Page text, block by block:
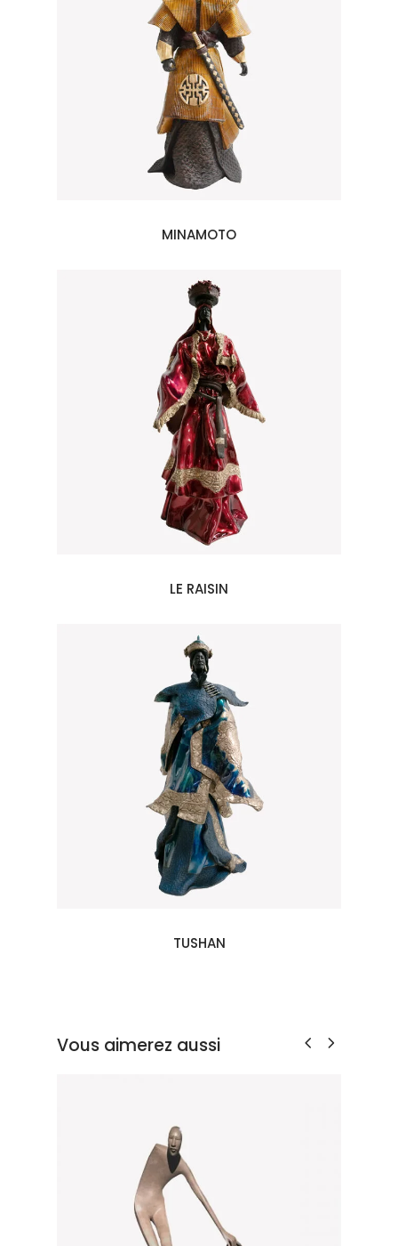
MINAMOTO
LE RAISIN
TUSHAN
Vous aimerez aussi